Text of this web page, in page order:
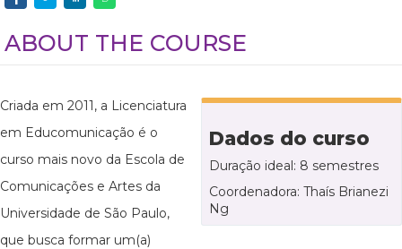
ABOUT THE COURSE
Dados do curso
Duração ideal: 8 semestres
Coordenadora: Thaís Brianezi
Ng
Criada em 2011, a Licenciatura
em Educomunicação é o
curso mais novo da Escola de
Comunicações e Artes da
Universidade de São Paulo,
que busca formar um(a)